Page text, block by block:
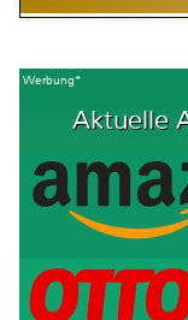
Werbung*
Aktuelle